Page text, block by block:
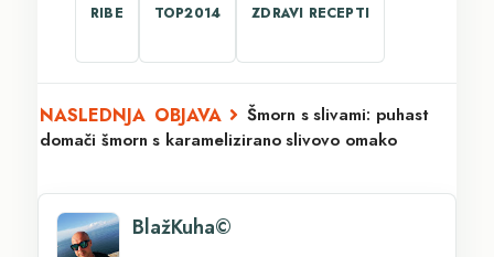
RIBE TOP2014 ZDRAVI RECEPTI
Šmorn s slivami: puhast
domači šmorn s karamelizirano slivovo omako
BlažKuha©